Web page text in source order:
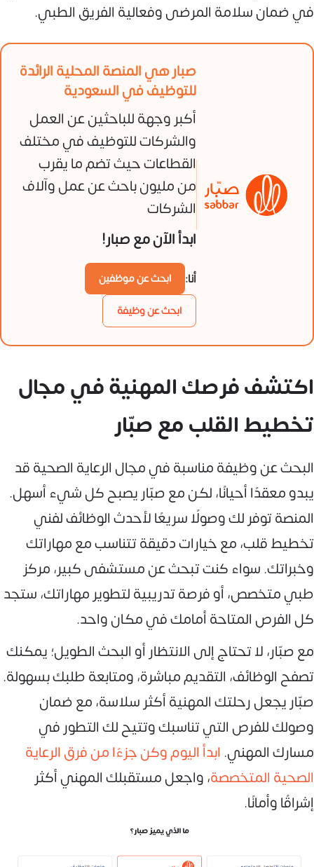
في ضمان سلامة المرضى وفعالية الفريق الطبي.
صبار هي المنصة المحلية الرائدة
للتوظيف في السعودية
أكبر وجهة للباحثين عن العمل
والشركات للتوظيف في مختلف
القطاعات حيث تضم ما يقرب
من مليون باحث عن عمل وآلاف
الشركات
ابدأ الآن مع صبار!
أنا:
ابحث عن موظفين
ابحث عن وظيفة
اكتشف فرصك المهنية في مجال
تخطيط القلب مع صبّار
البحث عن وظيفة مناسبة في مجال الرعاية الصحية قد
يبدو معقدًا أحيانًا، لكن مع صبّار يصبح كل شيء أسهل.
المنصة توفر لك وصولًا سريعًا لأحدث الوظائف لفني
تخطيط قلب، مع خيارات دقيقة تتناسب مع مهاراتك
وخبراتك. سواء كنت تبحث عن مستشفى كبير، مركز
طبي متخصص، أو فرصة تدريبية لتطوير مهاراتك، ستجد
كل الفرص المتاحة أمامك في مكان واحد.
مع صبّار، لا تحتاج إلى الانتظار أو البحث الطويل؛ يمكنك
تصفح الوظائف، التقديم مباشرة، ومتابعة طلبك بسهولة.
صبّار يجعل رحلتك المهنية أكثر سلاسة، مع ضمان
وصولك للفرص التي تناسبك وتتيح لك التطور في
مسارك المهني. ابدأ اليوم وكن جزءًا من فرق الرعاية
الصحية المتخصصة، واجعل مستقبلك المهني أكثر
إشراقًا وأمانًا.